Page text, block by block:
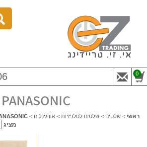
0
PANASONIC
ראשי > שלטים > שלטים לטלויזיות > אורגינלים >
מציג